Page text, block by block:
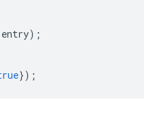
entry);
});